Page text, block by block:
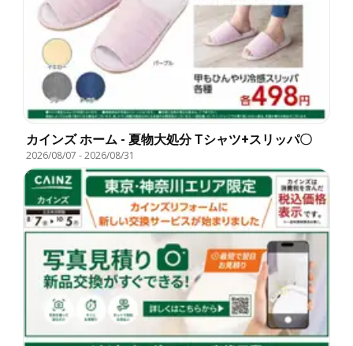
カインズ ホーム - 夏物大処分 Tシャツ+スリッパ〇
2026/08/07 -2026/08/31